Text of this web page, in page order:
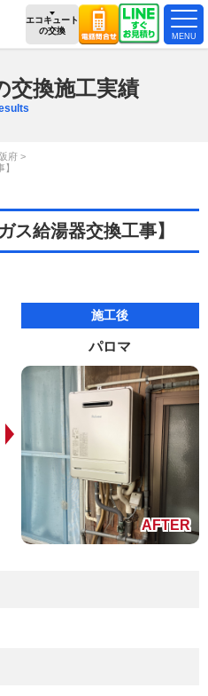
エコキュート
の交換
交換施工実績
府
ス給湯器交換工事】
施工後
パロマ